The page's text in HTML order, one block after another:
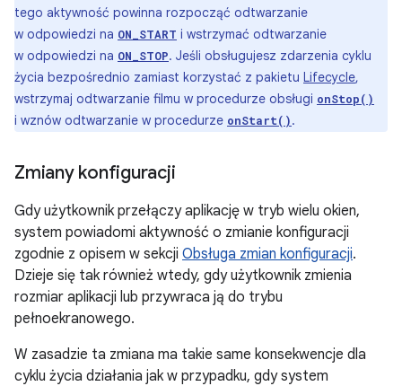
tego aktywność powinna rozpocząć odtwarzanie
w odpowiedzi na ON_START i wstrzymać odtwarzanie
w odpowiedzi na ON_STOP. Jeśli obsługujesz zdarzenia cyklu
życia bezpośrednio zamiast korzystać z pakietu Lifecycle,
wstrzymaj odtwarzanie filmu w procedurze obsługi onStop()
i wznów odtwarzanie w procedurze onStart().
Zmiany konfiguracji
Gdy użytkownik przełączy aplikację w tryb wielu okien,
system powiadomi aktywność o zmianie konfiguracji
zgodnie z opisem w sekcji Obsługa zmian konfiguracji.
Dzieje się tak również wtedy, gdy użytkownik zmienia
rozmiar aplikacji lub przywraca ją do trybu
pełnoekranowego.
W zasadzie ta zmiana ma takie same konsekwencje dla
cyklu życia działania jak w przypadku, gdy system